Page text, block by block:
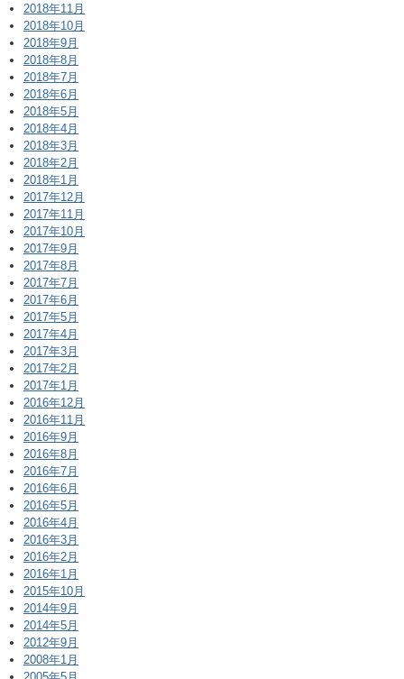
2018年11月
2018年10月
2018年9月
2018年8月
2018年7月
2018年6月
2018年5月
2018年4月
2018年3月
2018年2月
2018年1月
2017年12月
2017年11月
2017年10月
2017年9月
2017年8月
2017年7月
2017年6月
2017年5月
2017年4月
2017年3月
2017年2月
2017年1月
2016年12月
2016年11月
2016年9月
2016年8月
2016年7月
2016年6月
2016年5月
2016年4月
2016年3月
2016年2月
2016年1月
2015年10月
2014年9月
2014年5月
2012年9月
2008年1月